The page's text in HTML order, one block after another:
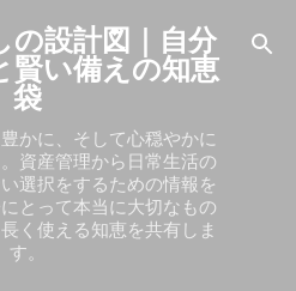
ン コンテンツに移動
の設計図｜自分
賢い備えの知恵
袋
かに、そして心穏やかに
資産管理から日常生活の
選択をするための情報を
とって本当に大切なもの
く使える知恵を共有しま
す。